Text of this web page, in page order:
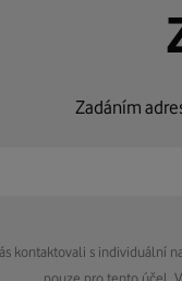
Zadáním
kontaktovali s individuální